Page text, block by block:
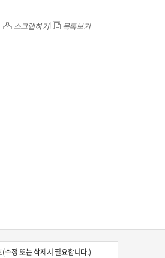
스크랩하기 목록보기